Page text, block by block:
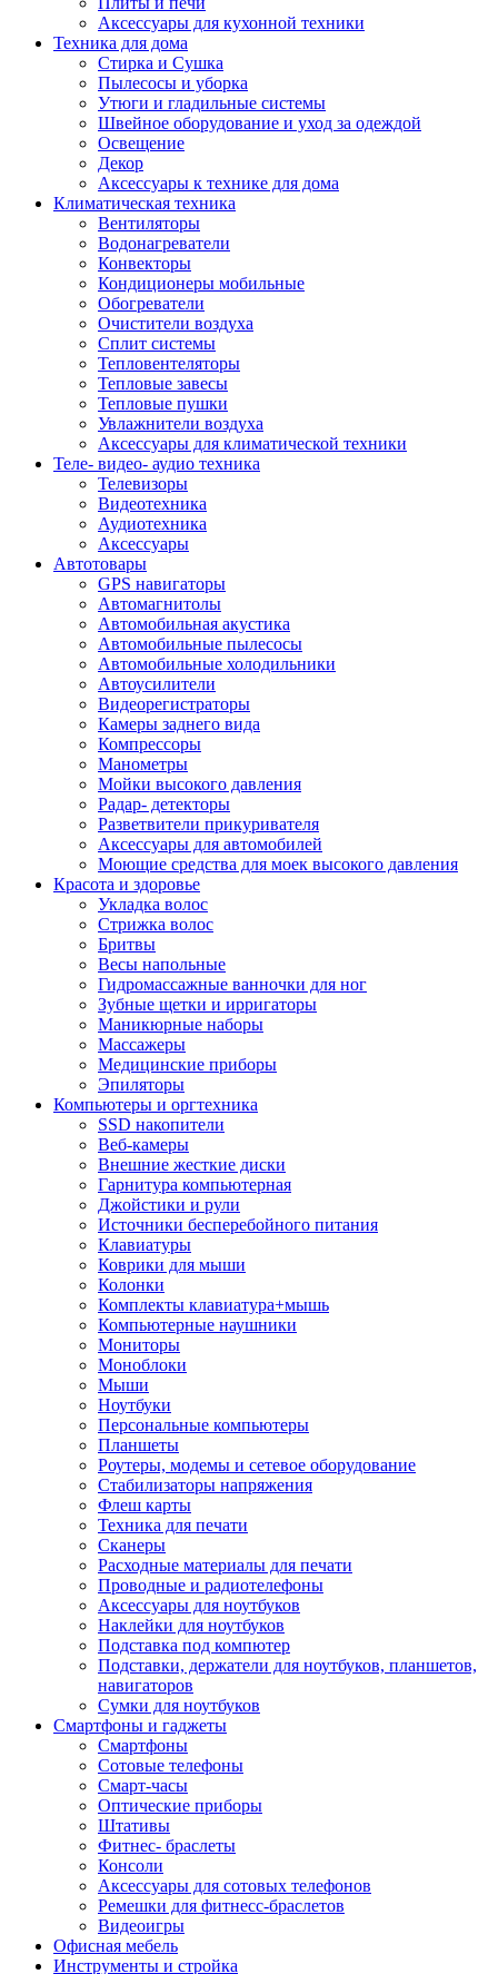
Аксессуары для кухонной техники
Техника для дома
Стирка и Сушка
Пылесосы и уборка
Утюги и гладильные системы
Швейное оборудование и уход за одеждой
Освещение
Декор
Аксессуары к технике для дома
Климатическая техника
Вентиляторы
Водонагреватели
Конвекторы
Кондиционеры мобильные
Обогреватели
Очистители воздуха
Сплит системы
Тепловентеляторы
Тепловые завесы
Тепловые пушки
Увлажнители воздуха
Аксессуары для климатической техники
Теле- видео- аудио техника
Телевизоры
Видеотехника
Аудиотехника
Аксессуары
Автотовары
GPS навигаторы
Автомагнитолы
Автомобильная акустика
Автомобильные пылесосы
Автомобильные холодильники
Автоусилители
Видеорегистраторы
Камеры заднего вида
Компрессоры
Манометры
Мойки высокого давления
Радар- детекторы
Разветвители прикуривателя
Аксессуары для автомобилей
Моющие средства для моек высокого давления
Красота и здоровье
Укладка волос
Стрижка волос
Бритвы
Весы напольные
Гидромассажные ванночки для ног
Зубные щетки и ирригаторы
Маникюрные наборы
Массажеры
Медицинские приборы
Эпиляторы
Компьютеры и оргтехника
SSD накопители
Веб-камеры
Внешние жесткие диски
Гарнитура компьютерная
Джойстики и рули
Источники бесперебойного питания
Клавиатуры
Коврики для мыши
Колонки
Комплекты клавиатура+мышь
Компьютерные наушники
Мониторы
Моноблоки
Мыши
Ноутбуки
Персональные компьютеры
Планшеты
Роутеры, модемы и сетевое оборудование
Стабилизаторы напряжения
Флеш карты
Техника для печати
Сканеры
Расходные материалы для печати
Проводные и радиотелефоны
Аксессуары для ноутбуков
Наклейки для ноутбуков
Подставка под компютер
Подставки, держатели для ноутбуков, планшетов,
навигаторов
Сумки для ноутбуков
Смартфоны и гаджеты
Смартфоны
Сотовые телефоны
Смарт-часы
Оптические приборы
Штативы
Фитнес- браслеты
Консоли
Аксессуары для сотовых телефонов
Ремешки для фитнесс-браслетов
Видеоигры
Офисная мебель
Инструменты и стройка